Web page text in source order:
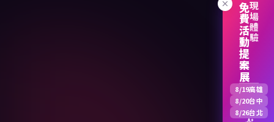
免費活動提案展現場體驗
8/19高雄
8/20台中
8/26台北